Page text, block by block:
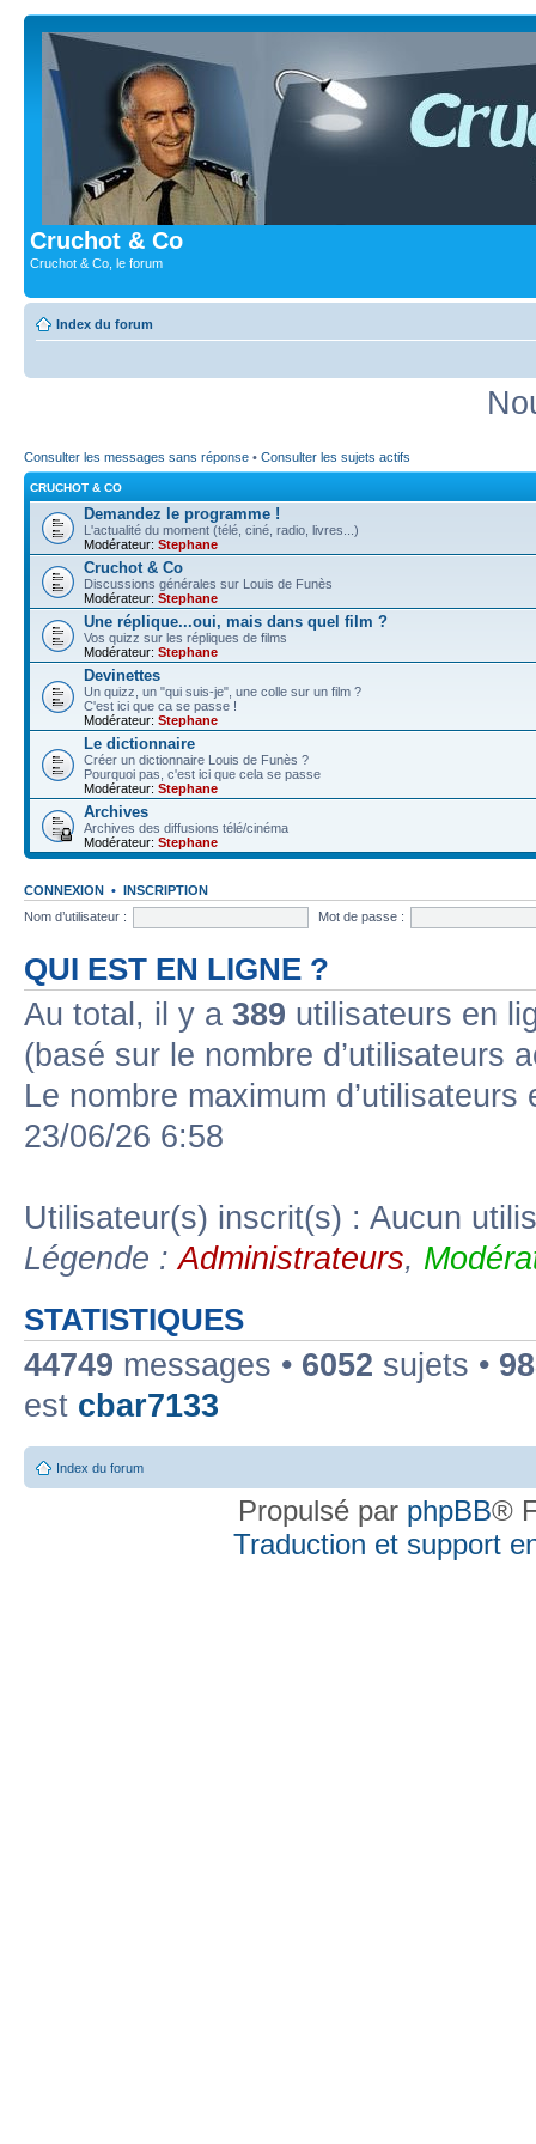
Cruchot & Co
Cruchot & Co, le forum
Index du forum
Consulter les messages sans réponse • Consulter les sujets actifs
CRUCHOT & CO
Demandez le programme !
L'actualité du moment (télé, ciné, radio, livres...)
Modérateur: Stephane
Cruchot & Co
Discussions générales sur Louis de Funès
Modérateur: Stephane
Une réplique...oui, mais dans quel film ?
Vos quizz sur les répliques de films
Modérateur: Stephane
Devinettes
Un quizz, un "qui suis-je", une colle sur un film ?
C'est ici que ca se passe !
Modérateur: Stephane
Le dictionnaire
Créer un dictionnaire Louis de Funès ?
Pourquoi pas, c'est ici que cela se passe
Modérateur: Stephane
Archives
Archives des diffusions télé/cinéma
Modérateur: Stephane
CONNEXION • INSCRIPTION
Nom d’utilisateur :
Mot de passe :
QUI EST EN LIGNE ?
Au total, il y a 389 utilisateurs en
(basé sur le nombre d’utilisateurs
Le nombre maximum
23/06/26 6:58
Utilisateur(s) inscrit(s) : Aucun
Légende :Administrateurs,
STATISTIQUES
44749 messages • 6052 sujets •
est cbar7133
Index du forum
Propulsé par phpBB®
Traduction et support